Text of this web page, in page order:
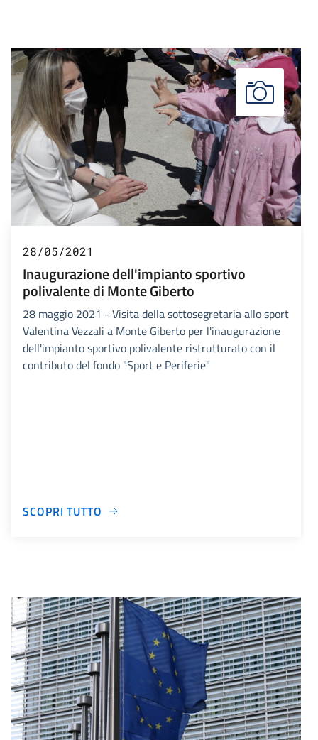
28/05/2021
Inaugurazione dell'impianto sportivo
polivalente di Monte Giberto
28 maggio 2021 - Visita della sottosegretaria allo sport
Valentina Vezzali a Monte Giberto per l'inaugurazione
dell'impianto sportivo polivalente ristrutturato con il
contributo del fondo "Sport e Periferie"
SCOPRI TUTTO